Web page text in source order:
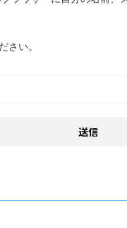
さい。